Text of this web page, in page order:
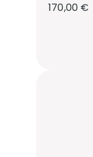
170,00 €